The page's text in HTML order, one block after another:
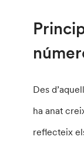
Des
ha anat
reflecteix